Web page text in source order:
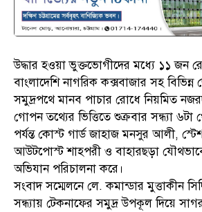
উদ্ধার হওয়া ভুক্তভোগীদের মধ্যে ১১ জন
বাংলাদেশি নাগরিক কক্সবাজার সহ বিভিন্ন
সমুদ্রপথে মানব পাচার রোধে নিয়মিত
গোপন তথ্যের ভিত্তিতে শুক্রবার সন্ধ্যা ৬টা
পর্যন্ত কোস্ট গার্ড জাহাজ মনসুর আলী,
আউটপোস্ট শাহপরী ও বাহারছড়া
অভিযান পরিচালনা করে।
সংবাদ সম্মেলনে লে. কমান্ডার মুত্তাকীন
সন্ধ্যায় টেকনাফের সমুদ্র উপকূল দিয়ে